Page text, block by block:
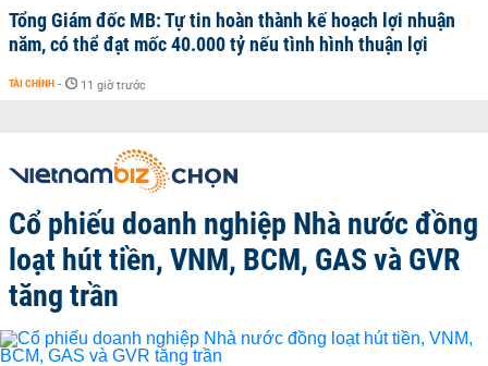
Tổng Giám đốc MB: Tự tin hoàn thành kế hoạch lợi nhuận
năm, có thể đạt mốc 40.000 tỷ nếu tình hình thuận lợi
TÀI CHÍNH - 11 giờ trước
Cổ phiếu doanh nghiệp Nhà nước đồng
loạt hút tiền, VNM, BCM, GAS và GVR
tăng trần